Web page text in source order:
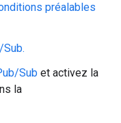
préalables
Sub et activez la
la